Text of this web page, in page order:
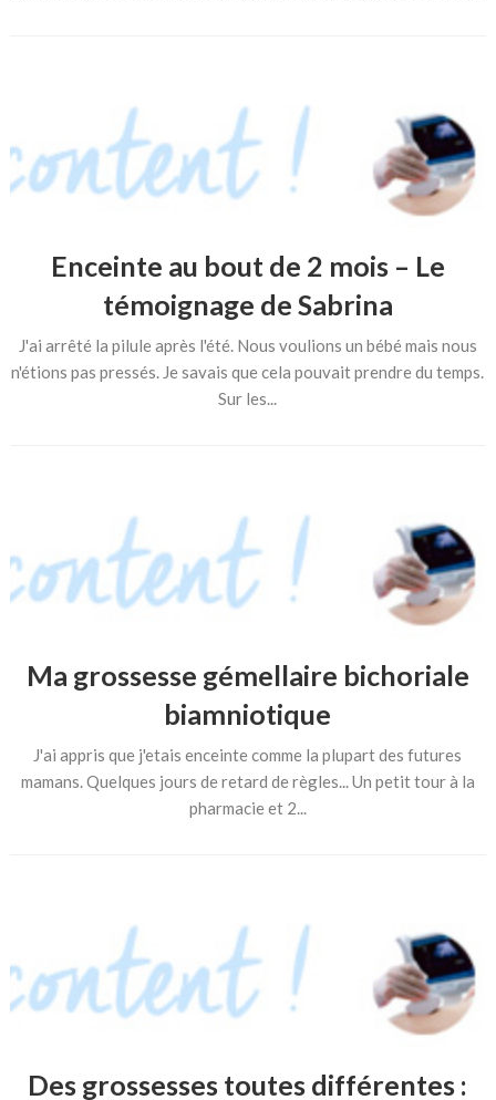
Enceinte au bout de 2 mois – Le
témoignage de Sabrina
J'ai arrêté la pilule après l'été. Nous voulions un bébé mais nous
n'étions pas pressés. Je savais que cela pouvait prendre du temps.
Sur les...
Ma grossesse gémellaire bichoriale
biamniotique
J'ai appris que j'etais enceinte comme la plupart des futures
mamans. Quelques jours de retard de règles... Un petit tour à la
pharmacie et 2...
Des grossesses toutes différentes :